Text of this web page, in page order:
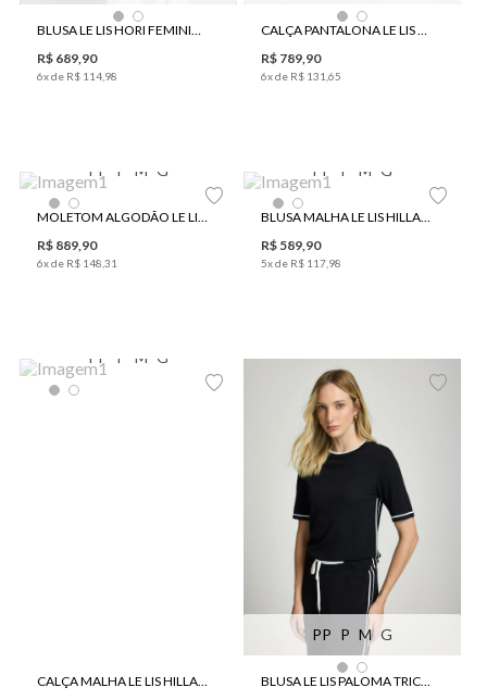
BLUSA LE LIS HORI FEMININA
R$ 689 90
6x de R$ 114 98
CALÇA PANTALONA LE LIS HORI FEMININA
R$ 789 90
6x de R$ 131 65
PP P M G
MOLETOM ALGODÃO LE LIS HOODIE FEMININO
R$ 889 90
6x de R$ 148 31
PP P M G
BLUSA MALHA LE LIS HILLARY FEMININA
R$ 589 90
5x de R$ 117 98
PP P M G
CALÇA MALHA LE LIS HILLARY FEMININA
PP P M G
BLUSA LE LIS PALOMA TRICOT FEMININA